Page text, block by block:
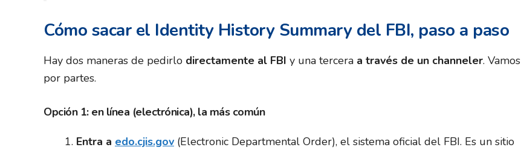
Cómo sacar el Identity History Summary del FBI, paso a paso
Hay dos maneras de pedirlo directamente al FBI y una tercera a través de un channeler. Vamos
por partes.
Opción 1: en línea (electrónica), la más común
Entra a edo.cjis.gov (Electronic Departmental Order), el sistema oficial del FBI. Es un sitio